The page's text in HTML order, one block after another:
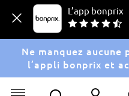
L’app bonprix
Ne manquez aucune
l’appli bonprix et